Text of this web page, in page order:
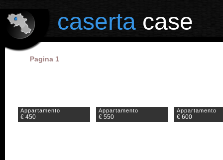
caserta case
Pagina 1
Appartamento
€ 450
Appartamento
€ 550
Appartamento
€ 600